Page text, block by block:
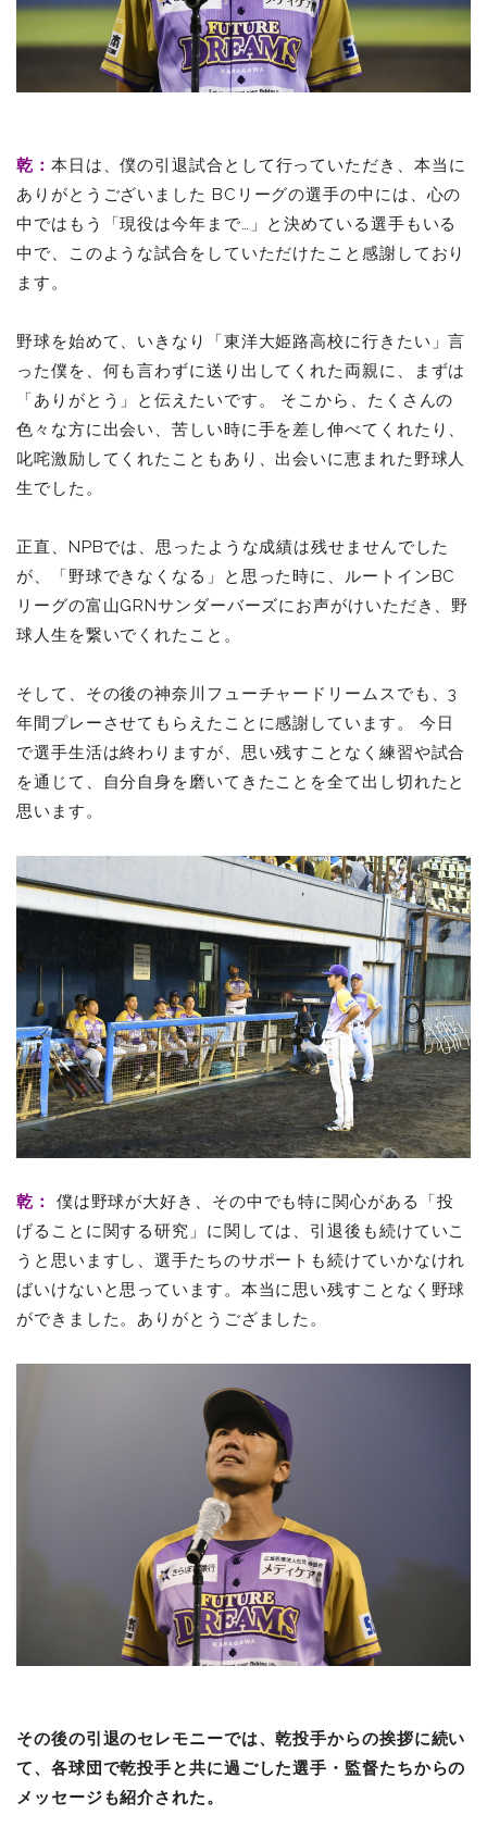
乾： 本日は、僕の引退試合として行っていただき、本当に
ありがとうございました BCリーグの選手の中には、心の
中ではもう「現役は今年まで…」と決めている選手もいる
中で、このような試合をしていただけたこと感謝しており
ます。
野球を始めて、いきなり「東洋大姫路高校に行きたい」言
った僕を、何も言わずに送り出してくれた両親に、まずは
「ありがとう」と伝えたいです。 そこから、たくさんの
色々な方に出会い、苦しい時に手を差し伸べてくれたり、
叱咤激励してくれたこともあり、出会いに恵まれた野球人
生でした。
正直、NPBでは、思ったような成績は残せませんでした
が、「野球できなくなる」と思った時に、ルートインBC
リーグの富山GRNサンダーバーズにお声がけいただき、野
球人生を繋いでくれたこと。
そして、その後の神奈川フューチャードリームスでも、3
年間プレーさせてもらえたことに感謝しています。
今日
で選手生活は終わりますが、思い残すことなく練習や試合
を通じて、自分自身を磨いてきたことを全て出し切れたと
思います。
乾：
僕は野球が大好き、その中でも特に関心がある「投
げることに関する研究」に関しては、引退後も続けていこ
うと思いますし、選手たちのサポートも続けていかなけれ
ばいけないと思っています。本当に思い残すことなく野球
ができました。ありがとうござました。
その後の引退のセレモニーでは、乾投手からの挨拶に続い
て、各球団で乾投手と共に過ごした選手・監督たちからの
メッセージも紹介された。